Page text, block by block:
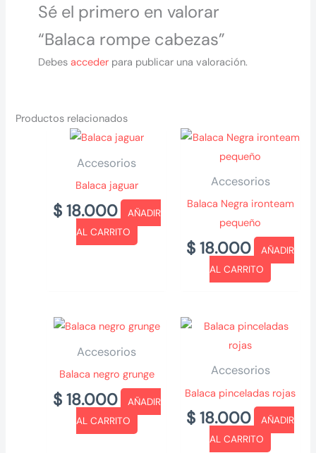
Sé el primero en valorar
“Balaca rompe cabezas”
Debes accederpara publicar una valoración.
Productos relacionados
Accesorios
Balaca jaguar
$18.000
AÑADIR
AL CARRITO
Accesorios
Balaca Negra ironteam
pequeño
$ 18.000
AÑADIR
AL CARRITO
Accesorios
Balaca negro grunge
$18.000
AÑADIR
AL CARRITO
Accesorios
Balaca pinceladas rojas
$ 18.000
AÑADIR
AL CARRITO